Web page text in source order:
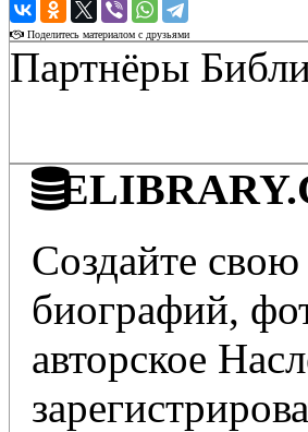
›
Поделитесь материалом с друзьями
Партнёры
Создайте свою
биографий,
авторское